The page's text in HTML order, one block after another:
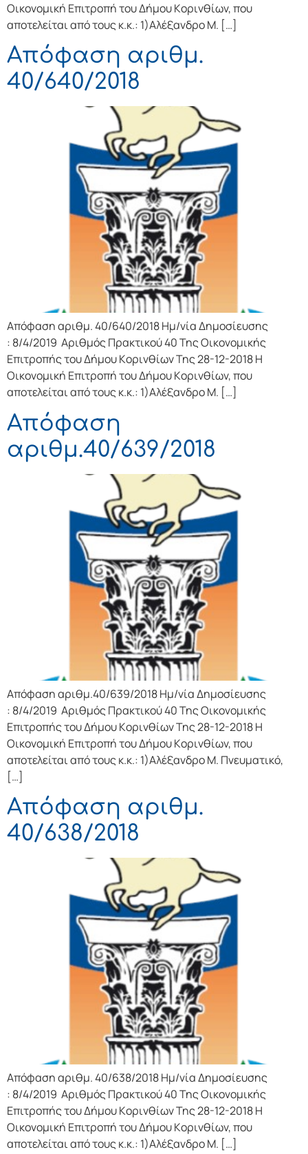
Οικονομική Επιτρoπή τoυ Δήμoυ Κoριvθίωv, πoυ
απoτελείται από τoυς κ.κ.: 1)Αλέξανδρο Μ. […]
Απόφαση αριθμ.
40/640/2018
Απόφαση αριθμ. 40/640/2018 Ημ/νία Δημοσίευσης
: 8/4/2019 Αριθμός Πρακτικού 40 Της Οικονομικής
Επιτρoπής τoυ Δήμoυ Κoριvθίωv Της 28-12-2018 Η
Οικονομική Επιτρoπή τoυ Δήμoυ Κoριvθίωv, πoυ
απoτελείται από τoυς κ.κ.: 1)Αλέξανδρο Μ. […]
Απόφαση
αριθμ.40/639/2018
Απόφαση αριθμ.40/639/2018 Ημ/νία Δημοσίευσης
: 8/4/2019 Αριθμός Πρακτικού 40 Της Οικονομικής
Επιτρoπής τoυ Δήμoυ Κoριvθίωv Της 28-12-2018 Η
Οικονομική Επιτρoπή τoυ Δήμoυ Κoριvθίωv, πoυ
απoτελείται από τoυς κ.κ.: 1)Αλέξανδρο Μ. Πνευματικό,
[…]
Απόφαση αριθμ.
40/638/2018
Απόφαση αριθμ. 40/638/2018 Ημ/νία Δημοσίευσης
: 8/4/2019 Αριθμός Πρακτικού 40 Της Οικονομικής
Επιτρoπής τoυ Δήμoυ Κoριvθίωv Της 28-12-2018 Η
Οικονομική Επιτρoπή τoυ Δήμoυ Κoριvθίωv, πoυ
απoτελείται από τoυς κ.κ.: 1)Αλέξανδρο Μ. […]